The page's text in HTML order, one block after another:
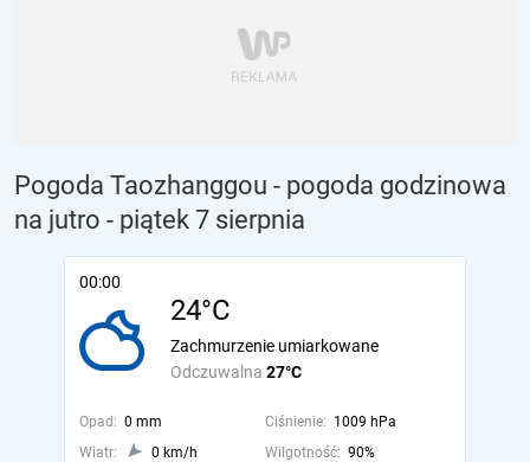
Pogoda Taozhanggou - pogoda godzinowa
na jutro - piątek 7 sierpnia
00:00
24°C
Odczuwalna 27°C
Zachmurzenie umiarkowane
Opad: 0 mm Ciśnienie: 1009 hPa
Wiatr:
0 km/h Wilgotność: 90%